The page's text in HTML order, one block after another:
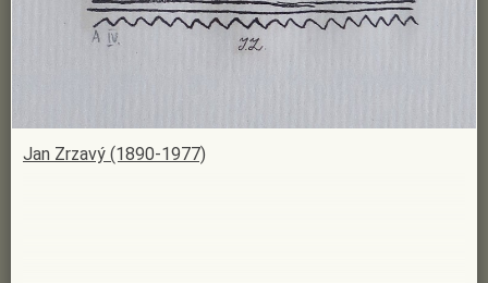
Jan Zrzavý (1890-1977)